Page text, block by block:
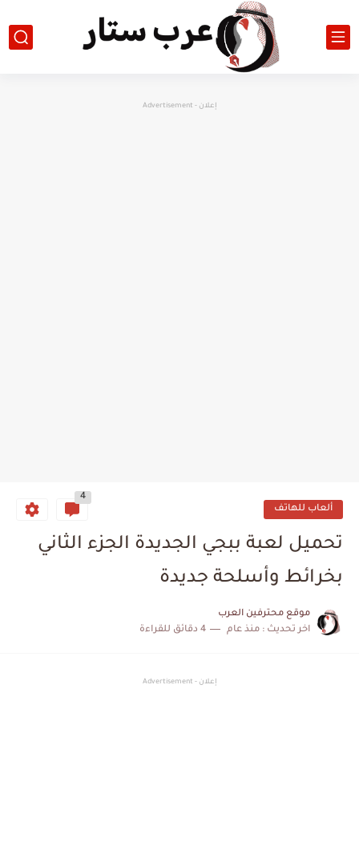
إعلان - Advertisement
ألعاب للهاتف
4
تحميل لعبة ببجي الجديدة الجزء الثاني
بخرائط وأسلحة جديدة
موقع محترفين العرب
اخر تحديث : منذ عام 4 دقائق للقراءة
إعلان - Advertisement